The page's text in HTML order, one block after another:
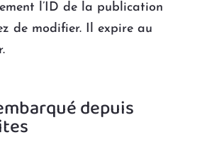
l’ID de la publication
de modifier. Il expire au
depuis